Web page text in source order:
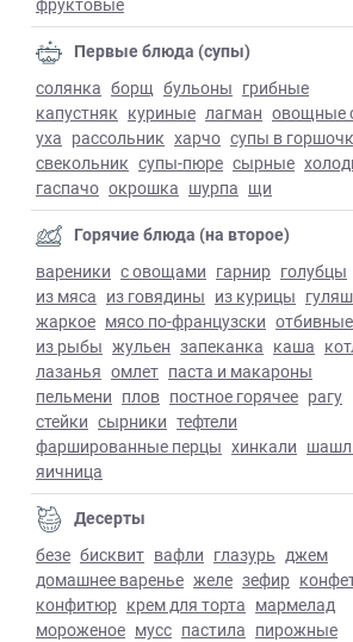
Первые блюда (супы)
солянка борщ бульоны грибные
капустняк куриные лагман овощные
уха рассольник харчо супы в
свекольник супы-пюре сырные
гаспачо окрошка шурпа щи
Горячие блюда (на второе)
вареники с овощами гарнир голубцы
из мяса из говядины из курицы гуляш
жаркое мясо по-французски отбивные
из рыбы жульен запеканка каша
лазанья омлет паста и макароны
пельмени плов постное горячее рагу
стейки сырники тефтели
фаршированные перцы хинкали
яичница
Десерты
безе бисквит вафли глазурь джем
домашнее варенье желе зефир
конфитюр крем для торта мармелад
мороженое мусс пастила пирожные